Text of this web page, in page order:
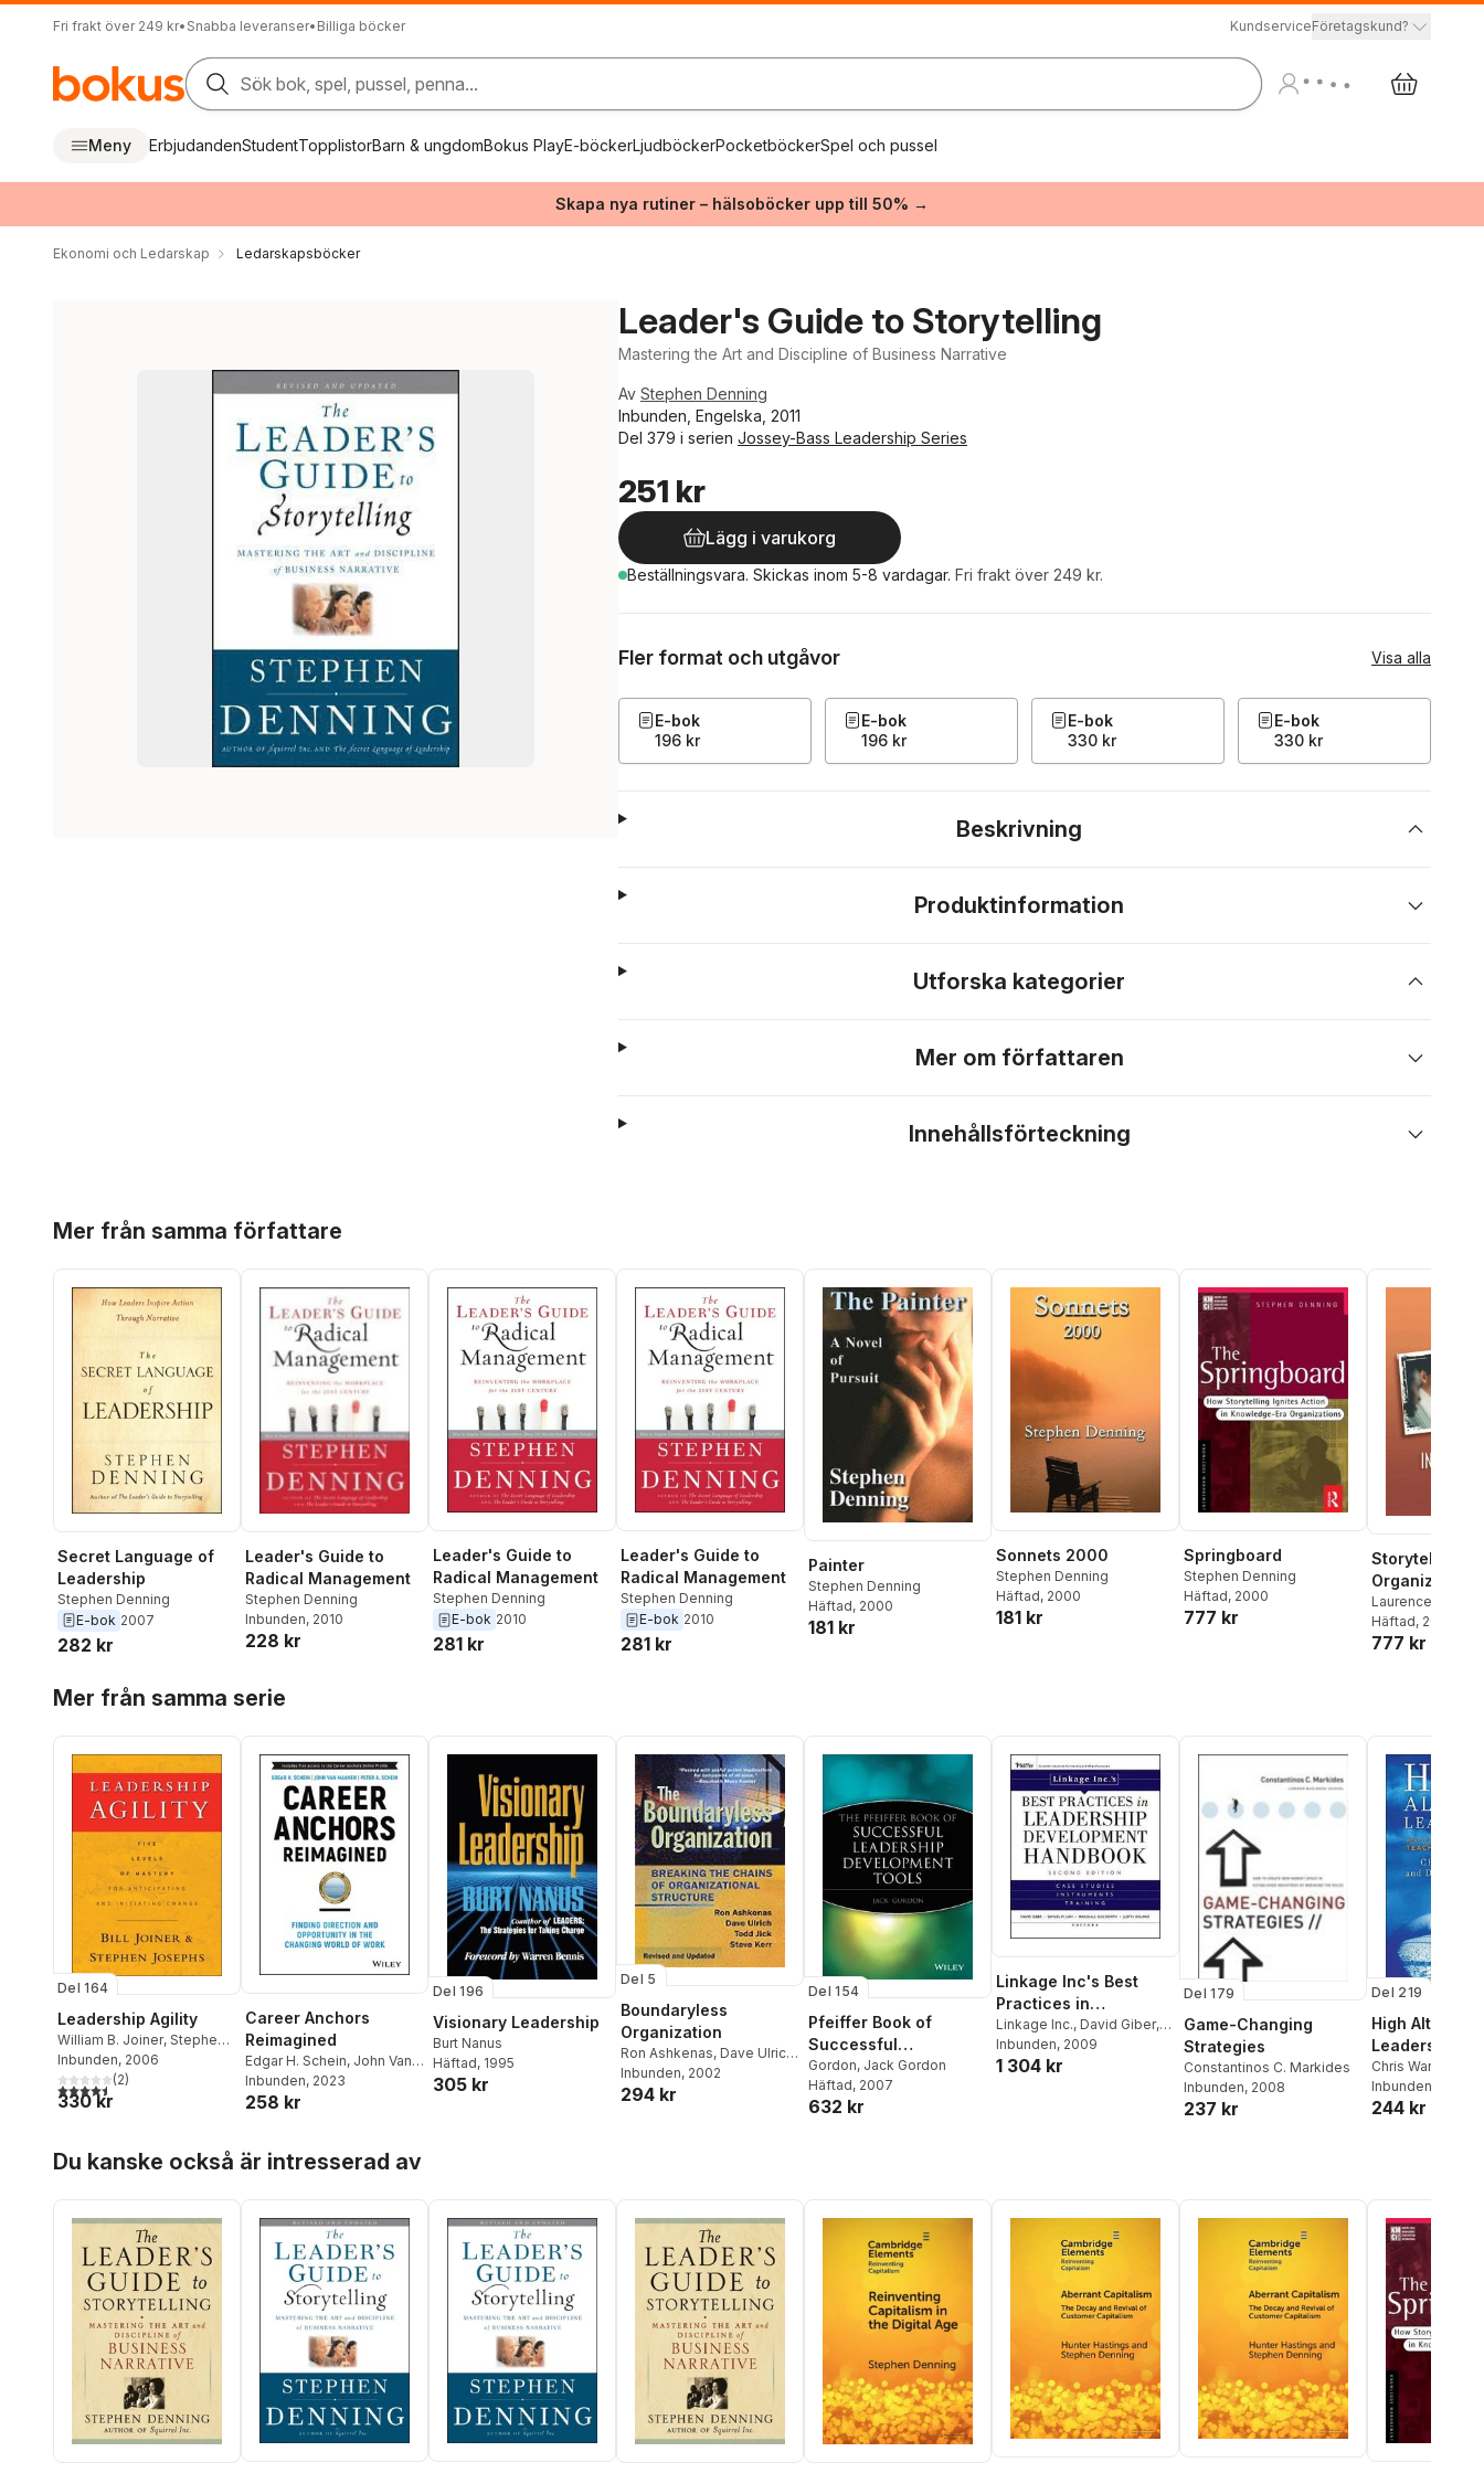
Fri frakt över 249 kr• Snabba leveranser• Billiga böcker KundserviceFöretagskund?
Sök bok, spel, pussel, penna...
Meny ErbjudandenStudentTopplistorBarn & ungdomBokus PlayE-böckerLjudböckerPocketböckerSpel och pussel
Skapa nya rutiner – hälsoböcker upp till 50% →
Ekonomi och Ledarskap Ledarskapsböcker
Leader's Guide to Storytelling
Mastering the Art and Discipline of Business Narrative
Av Stephen Denning
Inbunden, Engelska, 2011
Del 379 i serien Jossey-Bass Leadership Series
251 kr
Lägg i varukorg
Beställningsvara. Skickas inom 5-8 vardagar. Fri frakt över 249 kr.
Fler format och utgåvor Visa alla
E-bok
196 kr
E-bok
196 kr
E-bok
330 kr
E-bok
330 kr
Beskrivning
Produktinformation
Utforska kategorier
Mer om författaren
Innehållsförteckning
Mer från samma författare
Secret Language of
Leadership
Stephen Denning
E-bok 2007
282 kr
Leader's Guide to
Radical Management
Stephen Denning
Inbunden, 2010
228 kr
Leader's Guide to
Radical Management
Stephen Denning
E-bok 2010
281 kr
Leader's Guide to
Radical Management
Stephen Denning
E-bok 2010
281 kr
Painter
Stephen Denning
Häftad, 2000
181 kr
Sonnets 2000
Stephen Denning
Häftad, 2000
181 kr
Springboard
Stephen Denning
Häftad, 2000
777 kr
Storytelling in
Organizations
Laurence Prusak
Groh,Stephen
John Seely
Häftad, 2004
777 kr
Mer från samma serie
Del 164
Leadership Agility
William B. Joiner, Stephen
A. Josephs
Inbunden, 2006
4,5utav 5 stjärnor. Totalt antal röster:
(2)
330 kr
Career Anchors
Reimagined
Edgar H. Schein, John Van
Maanen,Peter A. Schein
Inbunden, 2023
258 kr
Del 196
Visionary Leadership
Burt Nanus
Häftad, 1995
305 kr
Del 5
Boundaryless
Organization
Ron Ashkenas, Dave Ulrich ,
Todd Jick ,Steve Kerr
Inbunden, 2002
294 kr
Del 154
Pfeiffer Book of
Successful
Leadership
Development Tools
Gordon, Jack Gordon
Häftad, 2007
632 kr
Linkage Inc's Best
Practices in
Leadership
Development
Handbook
Linkage Inc., David Giber,
Samuel M. Lam,
Goldsmith
Inbunden, 2009
1 304 kr
Del 179
Game-Changing
Strategies
Constantinos C. Markides
Inbunden, 2008
237 kr
Del 219
High Altitude
Leadership
Chris Warner
Schmincke
Inbunden
244 kr
Du kanske också är intresserad av